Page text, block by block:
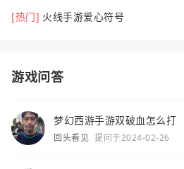
[热门] 火线手游爱心符号
游戏问答
梦幻西游手游双破血怎么打
回头看见 提问于2024-02-26